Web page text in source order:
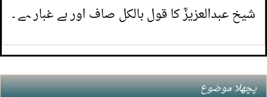
شیخ عبدالعزیزؒ کا قول بالکل صاف اور بے غبار ہے ۔
پچھلا موضوع
کام کرنے کا حکم
7. مساج کا کام اور اس پر اجرت لینے کا حکام
8. پلکنگ (بھنویں بنانے) اور اس پر اجرت لینے کا
3. بیوی کے سرینوں ساتھ مداعبت ( مناظر5945 )
4. فقہ حنبلی کی اہم کتابیں ( مناظر5799 )
5. جنسی جذبات کو برانگیختہ کرنے کے لئے برہنہ